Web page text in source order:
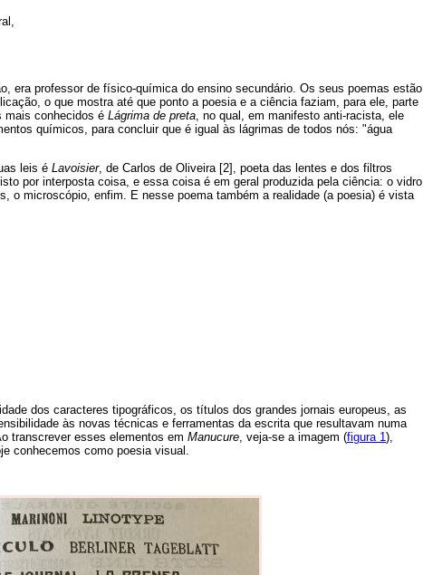
era professor de físico-química do ensino secundário. Os seus poemas estão
o que mostra até que ponto a poesia e a ciência faziam, para ele, parte
mais conhecidos é Lágrima de preta, no qual, em manifesto anti-racista, ele
químicos, para concluir que é igual às lágrimas de todos nós: "água
leis é Lavoisier, de Carlos de Oliveira [2], poeta das lentes e dos filtros
por interposta coisa, e essa coisa é em geral produzida pela ciência: o vidro
o microscópio, enfim. E nesse poema também a realidade (a poesia) é vista
dos caracteres tipográficos, os títulos dos grandes jornais europeus, as
às novas técnicas e ferramentas da escrita que resultavam numa
transcrever esses elementos em Manucure, veja-se a imagem (figura 1),
conhecemos como poesia visual.